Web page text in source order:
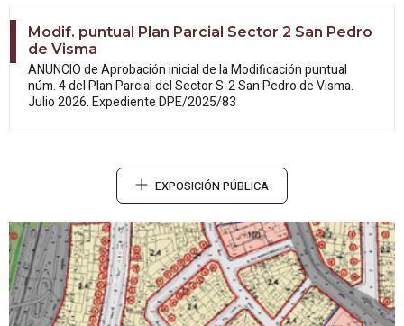
Modif. puntual Plan Parcial Sector 2 San Pedro
de Visma
ANUNCIO de Aprobación inicial de laModificación puntual
núm. 4 del Plan Parcial del Sector S-2 San Pedro de Visma.
Julio 2026. Expediente DPE/2025/83
EXPOSICIÓN PÚBLICA